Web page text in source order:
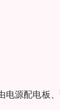
电源配电板